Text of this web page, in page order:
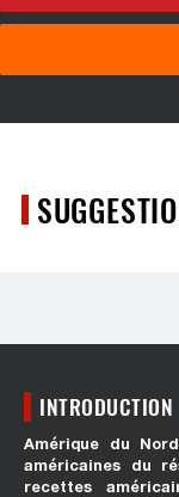
INTRODUCTION
Amérique du
américaines du
recettes